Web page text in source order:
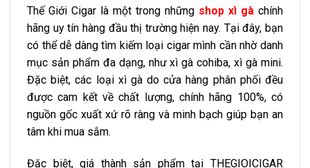
Thế Giới Cigar là một trong những shop xì gà chính
hãng uy tín hàng đầu thị trường hiện nay. Tại đây, bạn
có thể dễ dàng tìm kiếm loại cigar mình cần nhờ danh
mục sản phẩm đa dạng, như xì gà cohiba, xì gà mini.
Đặc biệt, các loại xì gà do cửa hàng phân phối đều
được cam kết về chất lượng, chính hãng 100%, có
nguồn gốc xuất xứ rõ ràng và minh bạch giúp bạn an
tâm khi mua sắm.
Đặc biệt, giá thành sản phẩm tại THEGIOICIGAR